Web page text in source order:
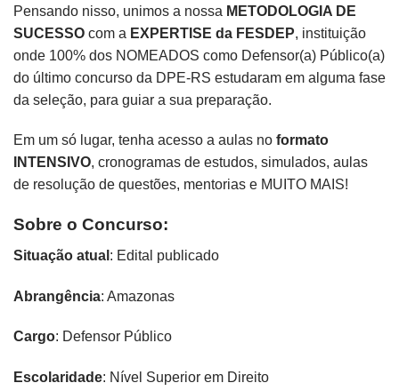
Pensando nisso, unimos a nossa METODOLOGIA DE
SUCESSO com a EXPERTISE da FESDEP, instituição
onde 100% dos NOMEADOS como Defensor(a) Público(a)
do último concurso da DPE-RS estudaram em alguma fase
da seleção, para guiar a sua preparação.
Em um só lugar, tenha acesso a aulas no formato
INTENSIVO, cronogramas de estudos, simulados, aulas
de resolução de questões, mentorias e MUITO MAIS!
Sobre o Concurso:
Situação atual : Edital publicado
Abrangência: Amazonas
Cargo: Defensor Público
Escolaridade: Nível Superior em Direito